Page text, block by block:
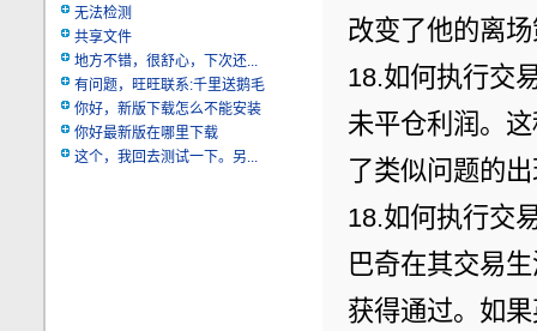
无法检测
共享文件
地方不错，很舒心，下次还...
有问题，旺旺联系:千里送鹅毛
你好，新版下载怎么不能安装
你好最新版在哪里下载
这个，我回去测试一下。另...
改变了他的离
18.如何执行交
未平仓利润。
了类似问题的
18.如何执行交
巴奇在其交易
获得通过。如